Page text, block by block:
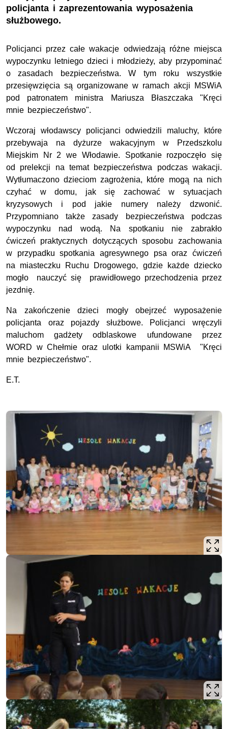
policjanta i zaprezentowania wyposażenia
służbowego.
Policjanci przez całe wakacje odwiedzają różne miejsca
wypoczynku letniego dzieci i młodzieży, aby przypominać
o zasadach bezpieczeństwa. W tym roku wszystkie
przesięwzięcia są organizowane w ramach akcji MSWiA
pod patronatem ministra Mariusza Błaszczaka "Kręci
mnie bezpieczeństwo".
Wczoraj włodawscy policjanci odwiedzili maluchy, które
przebywaja na dyżurze wakacyjnym w Przedszkolu
Miejskim Nr 2 we Włodawie. Spotkanie rozpoczęło się
od prelekcji na temat bezpieczeństwa podczas wakacji.
Wytłumaczono dzieciom zagrożenia, które mogą na nich
czyhać w domu, jak się zachować w sytuacjach
kryzysowych i pod jakie numery należy dzwonić.
Przypomniano także zasady bezpieczeństwa podczas
wypoczynku nad wodą. Na spotkaniu nie zabrakło
ćwiczeń praktycznych dotyczących sposobu zachowania
w przypadku spotkania agresywnego psa oraz ćwiczeń
na miasteczku Ruchu Drogowego, gdzie każde dziecko
mogło nauczyć się prawidłowego przechodzenia przez
jezdnię.
Na zakończenie dzieci mogły obejrzeć wyposażenie
policjanta oraz pojazdy służbowe. Policjanci wręczyli
maluchom gadżety odblaskowe ufundowane przez
WORD w Chełmie oraz ulotki kampanii MSWiA "Kręci
mnie bezpieczeństwo".
E.T.